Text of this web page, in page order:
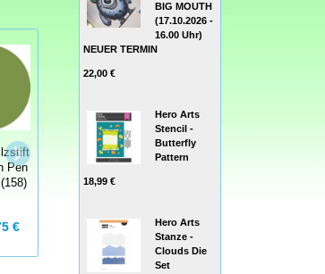
Pen
€
Tombow Filzstift
aspargus (192)
3,75 €
Tombow Filzstift
Dual Brush Pen
3,90 €
BIG MOUTH
(17.10.2026 -
16.00 Uhr)
NEUER TERMIN
22,00 €
Hero Arts
Stencil -
Butterfly
Pattern
18,99 €
Hero Arts
Stanze -
Clouds Die
Set